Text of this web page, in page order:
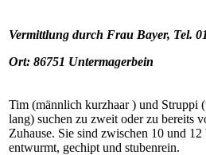
Vermittlung durch Frau Bayer, Tel.
Ort: 86751 Untermagerbein
Tim (männlich kurzhaar ) und Struppi
lang) suchen zu zweit oder zu bereits
Zuhause. Sie sind zwischen 10 und
entwurmt, gechipt und stubenrein.